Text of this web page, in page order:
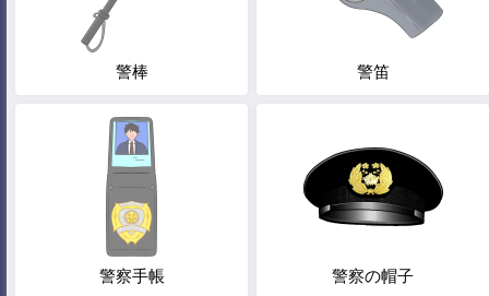
警棒 警笛
警察手帳 警察の帽子